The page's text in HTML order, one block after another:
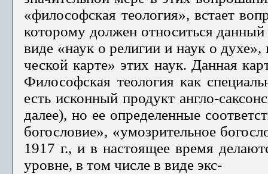
«фи­лософская теология», встает
которому должен относиться
виде «наук о религии и наук о
ческой карте» этих наук. Данная
Философская теология как
есть исконный про­дукт англо-
далее), но ее определенные
богословие», «умозрительное
1917 г., и в настоящее время
уровне, в том числе в виде экс-